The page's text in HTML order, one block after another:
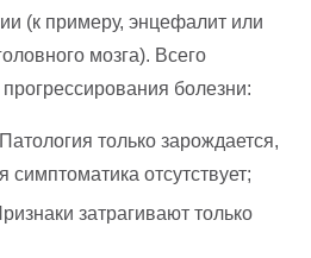
(к примеру, энцефалит или
мозга). Всего
болезни:
только зарождается,
отсутствует;
затрагивают только